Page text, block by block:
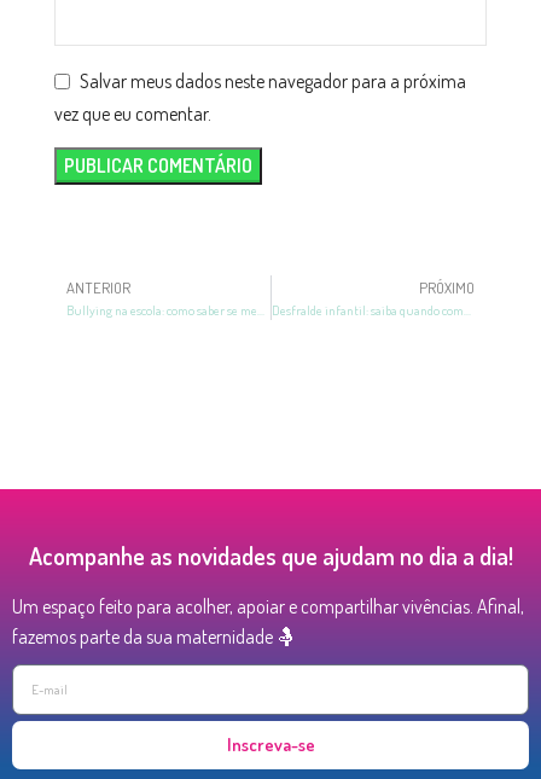
Salvar meus dados neste navegador para a próxima
vez que eu comentar.
ANTERIOR PRÓXIMO
Acompanhe as novidades que ajudam no dia a dia!
Um espaço feito para acolher, apoiar e compartilhar vivências. Afinal,
fazemos parte da sua maternidade 🤱
Inscreva-se